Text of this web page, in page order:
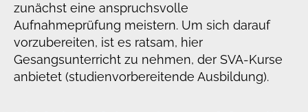
zunächst eine anspruchsvolle
Aufnahmeprüfung meistern. Um sich darauf
vorzubereiten, ist es ratsam, hier
Gesangsunterricht zu nehmen, der SVA-Kurse
anbietet (studienvorbereitende Ausbildung).